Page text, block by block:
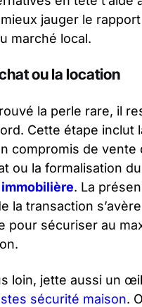
jauger le rapport
marché local.
ou la location
la perle rare, il
Cette étape inclut
compromis de vente
ou la formalisation
. La
la transaction s’avère
pour sécuriser au
loin, jette aussi un
sécurité maison.